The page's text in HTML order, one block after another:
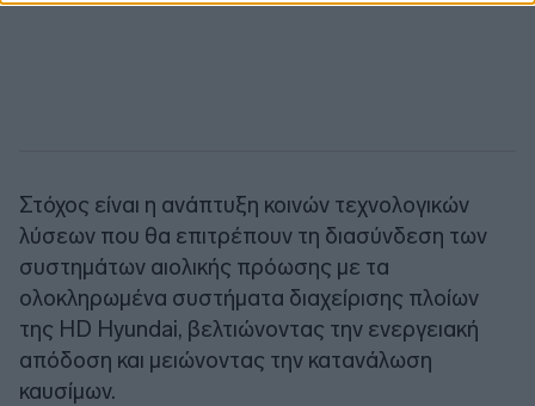
Στόχος είναι η ανάπτυξη κοινών τεχνολογικών
λύσεων που θα επιτρέπουν τη διασύνδεση των
συστημάτων αιολικής πρόωσης με τα
ολοκληρωμένα συστήματα διαχείρισης πλοίων
της HD Hyundai, βελτιώνοντας την ενεργειακή
απόδοση και μειώνοντας την κατανάλωση
καυσίμων.